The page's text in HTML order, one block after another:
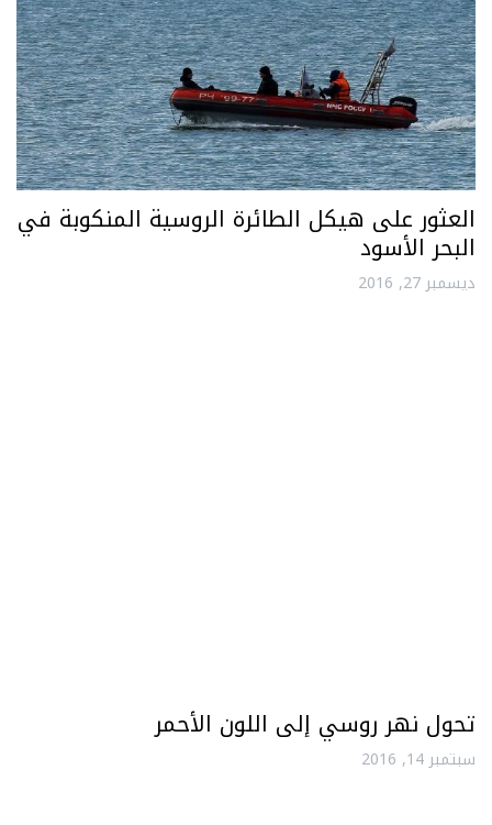
العثور على هيكل الطائرة الروسية المنكوبة في
البحر الأسود
ديسمبر 27, 2016
تحول نهر روسي إلى اللون الأحمر
سبتمبر 14, 2016